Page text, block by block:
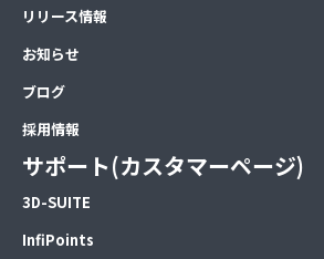
リリース情報
お知らせ
ブログ
採用情報
サポート(カスタマーページ)
3D-SUITE
InfiPoints